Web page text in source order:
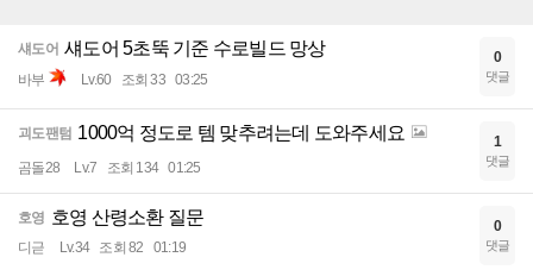
섀도어 섀도어 5초뚝 기준 수로빌드 망상
바부 Lv.60 조회 33 03:25
0
댓글
괴도팬텀 1000억 정도로 템 맞추려는데 도와주세요
곰돌28 Lv.7 조회 134 01:25
1
댓글
호영 호영 산령소환 질문
디귿 Lv.34 조회 82 01:19
0
댓글